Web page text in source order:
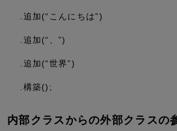
.追加(“こんにちは”)
.追加(“、”)
.追加(“世界”)
.構築();
内部クラスからの外部クラスの